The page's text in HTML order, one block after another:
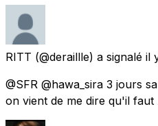
RITT (@deraillle) a signalé il
@SFR @hawa_sira 3 jours
on vient de me dire qu'il faut